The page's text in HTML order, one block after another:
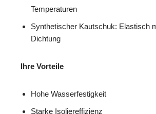
Temperaturen
Synthetischer Kautschuk: Elastisch
Dichtung
Ihre Vorteile
Hohe Wasserfestigkeit
Starke Isoliereffizienz